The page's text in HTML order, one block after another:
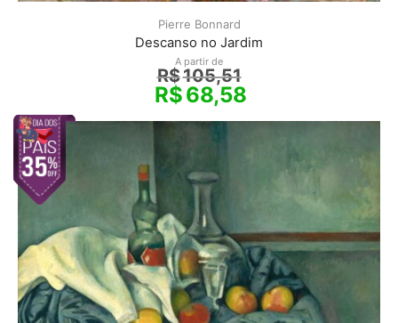
Pierre Bonnard
Descanso no Jardim
A partir de
R$105,51
R$68,58